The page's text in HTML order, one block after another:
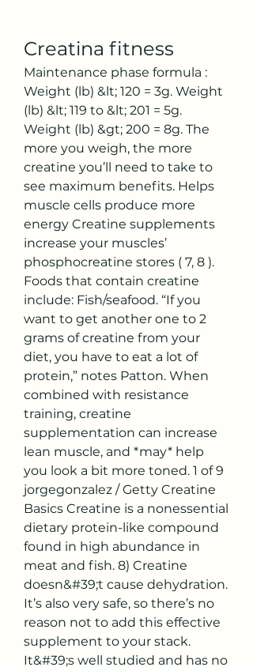
Creatina fitness
Maintenance phase formula :
Weight (lb) &lt; 120 = 3g. Weight
(lb) &lt; 119 to &lt; 201 = 5g.
Weight (lb) &gt; 200 = 8g. The
more you weigh, the more
creatine you’ll need to take to
see maximum benefits. Helps
muscle cells produce more
energy Creatine supplements
increase your muscles’
phosphocreatine stores ( 7, 8 ).
Foods that contain creatine
include: Fish/seafood. “If you
want to get another one to 2
grams of creatine from your
diet, you have to eat a lot of
protein,” notes Patton. When
combined with resistance
training, creatine
supplementation can increase
lean muscle, and *may* help
you look a bit more toned. 1 of 9
jorgegonzalez / Getty Creatine
Basics Creatine is a nonessential
dietary protein-like compound
found in high abundance in
meat and fish. 8) Creatine
doesn&#39;t cause dehydration.
It’s also very safe, so there’s no
reason not to add this effective
supplement to your stack.
It&#39;s well studied and has no